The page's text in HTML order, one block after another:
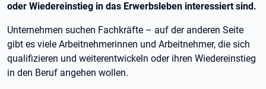
oder Wiedereinstieg in das Erwerbsleben interessiert sind.
Unternehmen suchen Fachkräfte – auf der anderen Seite
gibt es viele Arbeitnehmerinnen und Arbeitnehmer, die sich
qualifizieren und weiterentwickeln oder ihren Wiedereinstieg
in den Beruf angehen wollen.